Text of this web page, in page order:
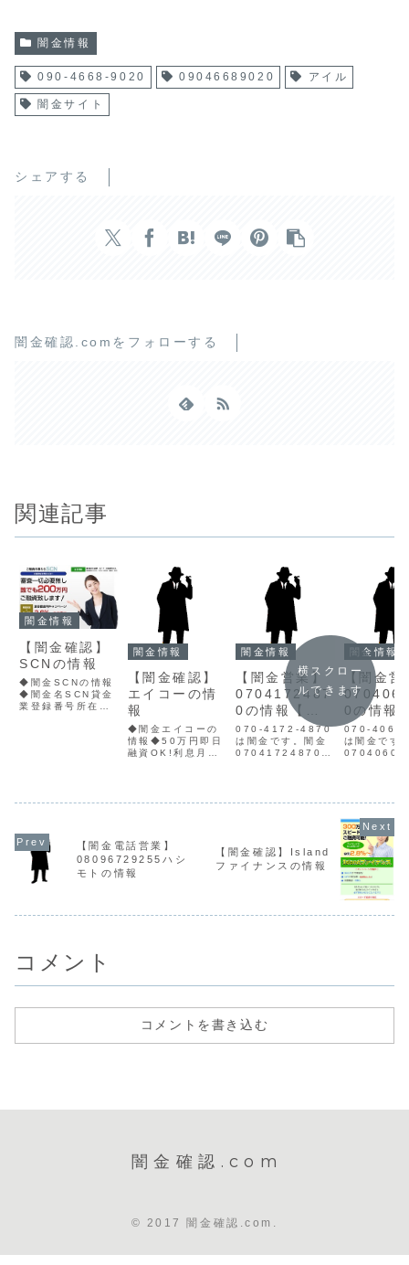
闇金情報
090-4668-9020 09046689020 アイル
闇金サイト
シェアする
闇金確認.comをフォローする
関連記事
闇金情報
【闇金確認】
SCNの情報
◆闇金SCNの情報
◆闇金名SCN貸金
業登録番号所在地
ん。住所は偽りで
ウソ企業であり、
完全に闇...
闇金情報
【闇金確認】
エイコーの情
報
◆闇金エイコーの
情報◆50万円即日
融資OK!利息月1
十嵐、徳永、山
本、浜崎、寺町闇
金エイコーは少な
闇金情報
【闇金営業】
0704172487
0の情報【迷
惑電話】
070-4172-4870
は闇金です。闇金
07041724870の
は攻撃的な言葉遣
いになり、嫌がら
せを始めます。非
闇金情報
【闇金営
0の情報
惑電話】
070-
は闇金です
信用情報が
せん。取り
は攻撃的な
いになり、
せを始めま
常に悪質な
横スクロー
ルできます
【闇金電話営業】
08096729255ハシ
モトの情報
【闇金確認】Island
ファイナンスの情報
コメント
コメントを書き込む
闇金確認.com
© 2017 闇金確認.com.